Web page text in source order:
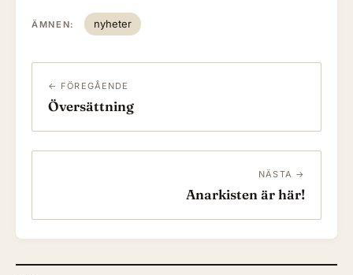
ÄMNEN: nyheter
← FÖREGÅENDE
Översättning
NÄSTA →
Anarkisten är här!